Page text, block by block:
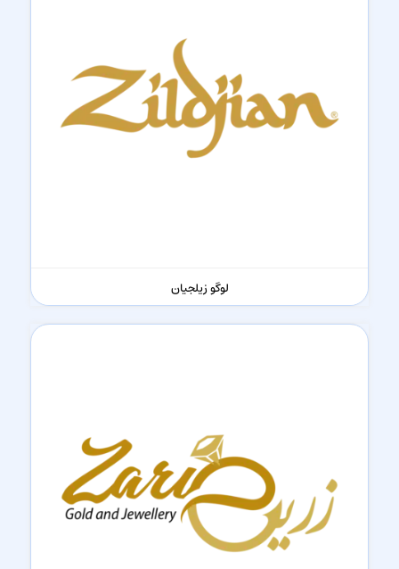
لوگو زیلجیان